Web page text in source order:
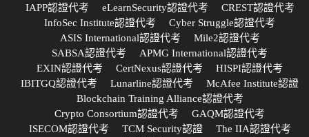
IAPP認證代考
eLearnSecurity認證代考
CREST認證代考
InfoSec Institute認證代考
Cyber Struggle認證代考
ASIS International認證代考
Mile2認證代考
SABSA認證代考
APMG International認證代考
EXIN認證代考
CertNexus認證代考
HISPI認證代考
IBITGQ認證代考
Lunarline認證代考
McAfee Institute認證
Blockchain Training Alliance認證代考
Crypto Consortium認證代考
GAQM認證代考
ISECOM認證代考
TCM Security認證
The IIA認證代考